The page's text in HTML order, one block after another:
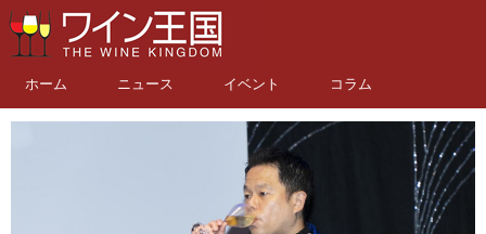
ホーム ニュース イベント コラム